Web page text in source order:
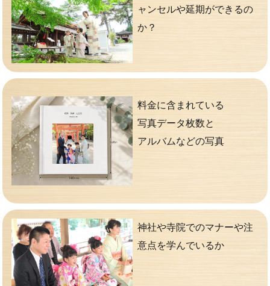
ャンセルや延期ができるの
か？
料金に含まれている
写真データ枚数と
アルバムなどの写真
神社や寺院でのマナーや注
意点を学んでいるか